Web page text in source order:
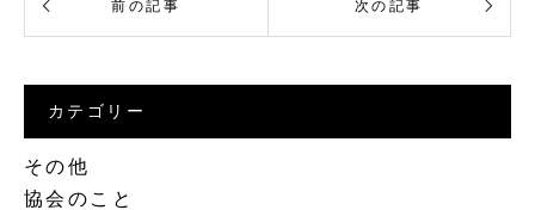
カテゴリー
その他
協会のこと